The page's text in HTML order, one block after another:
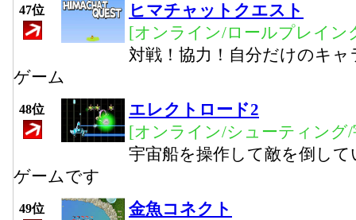
47位
ヒマチャットクエスト
[オンライン/ロールプレイン
対戦！協力！自分だけのキャ
ゲーム
48位
エレクトロード2
[オンライン/シューティング
宇宙船を操作して敵を倒し
ゲームです
49位
金魚コネクト